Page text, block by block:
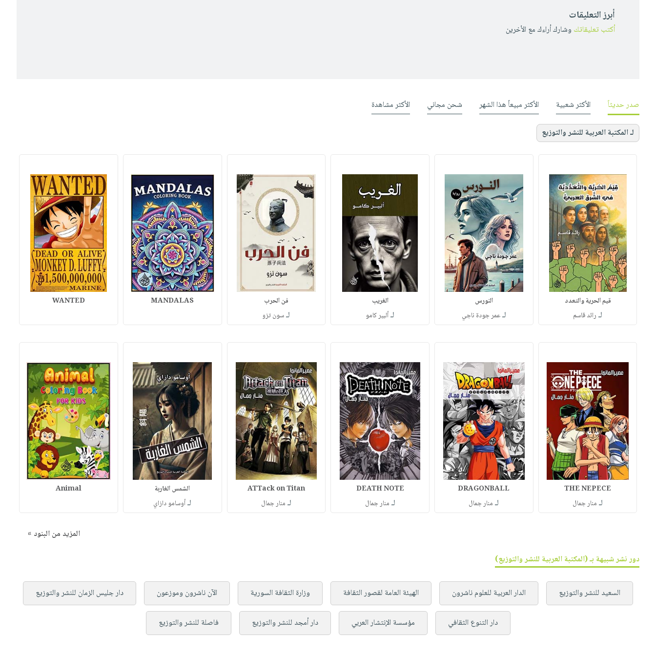
أبرز التعليقات
أكتب تعليقاتك وشارك أراءك مع الأخرين
صدر حديثاً الأكثر شعبية الأكثر مبيعاً هذا الشهر شحن مجاني الأكثر مشاهدة
لـ المكتبة العربية للنشر والتوزيع
قيم الحرية والتعدد
لـ رائد قاسم
النورس
لـعمر جودة ناجي
الغريب
لـألبير كامو
فن الحرب
لـسون تزو
MANDALAS
WANTED
THE NEPECE
لـ منار جمال
DRAGONBALL
لـ منار جمال
DEATH NOTE
لـ منار جمال
ATTack on Titan
لـ منار جمال
الشمس الغاربة
لـأوسامو دازاي
Animal
المزيد من البنود »
دور نشر شبيهة بـ (المكتبة العربية للنشر والتوزيع)
السعيد للنشر والتوزيع الدار العربية للعلوم ناشرون الهيئة العامة لقصور الثقافة وزارة الثقافة السورية الآن ناشرون وموزعون دار جليس الزمان للنشر والتوزيع
دار التنوع الثقافي مؤسسة الإنتشار العربي دار أمجد للنشر والتوزيع فاصلة للنشر والتوزيع